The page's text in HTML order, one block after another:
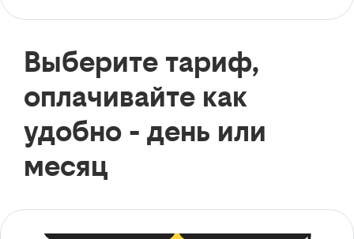
Выберите тариф,
оплачивайте как
удобно - день или
месяц